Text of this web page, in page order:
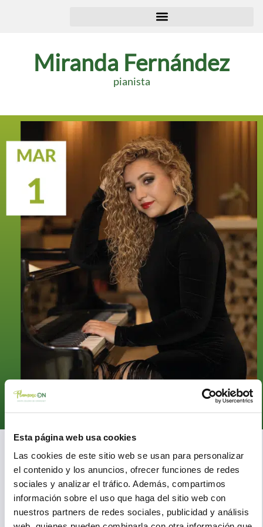
Esta página web usa cookies
Las cookies de este sitio web se usan para personalizar
el contenido y los anuncios, ofrecer funciones de redes
sociales y analizar el tráfico. Además, compartimos
información sobre el uso que haga del sitio web con
nuestros partners de redes sociales, publicidad y análisis
Miranda Fernández
pianista
Miranda Fernandez
en el Flamenc-ON ’25
La fusión del flamenco con el jazz y los ritmos latinos tienen en
Miranda Fernández a su máxima representante, siendo en la